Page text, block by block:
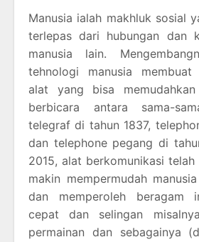
Manusia ialah makhluk sosial
terlepas dari hubungan dan
manusia lain.
tehnologi manusia membuat
alat yang bisa
berbicara antara sama-
telegraf di tahun 1837,
dan telephone pegang di
2015, alat berkomunikasi
makin mempermudah
dan memperoleh beragam
cepat dan selingan
permainan dan sebagainya